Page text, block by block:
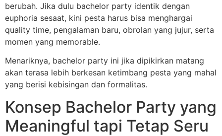
berubah. Jika dulu bachelor party identik dengan
euphoria sesaat, kini pesta harus bisa menghargai
quality time, pengalaman baru, obrolan yang jujur, serta
momen yang memorable.
Menariknya, bachelor party ini jika dipikirkan matang
akan terasa lebih berkesan ketimbang pesta yang mahal
yang berisi kebisingan dan formalitas.
Konsep Bachelor Party yang
Meaningful tapi Tetap Seru